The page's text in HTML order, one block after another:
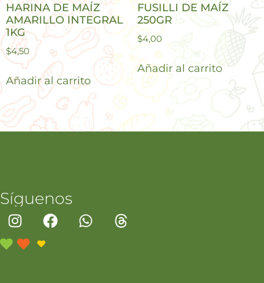
HARINA DE MAÍZ
AMARILLO INTEGRAL
1KG
$4,50
Añadir al carrito
FUSILLI DE MAÍZ
250GR
$4,00
Añadir al carrito
Síguenos